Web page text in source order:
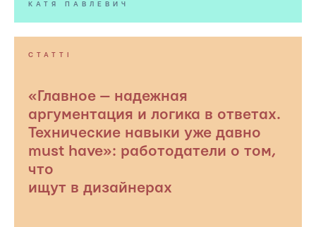
КАТЯ ПАВЛЕВИЧ
СТАТТІ
«Главное — надежная
аргументация и логика в ответах.
Технические навыки уже давно
must have»: работодатели о том,
что
ищут в дизайнерах